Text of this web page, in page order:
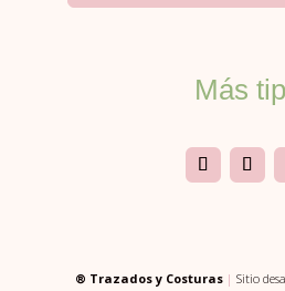
Más
® Trazados y Costuras | Sitio